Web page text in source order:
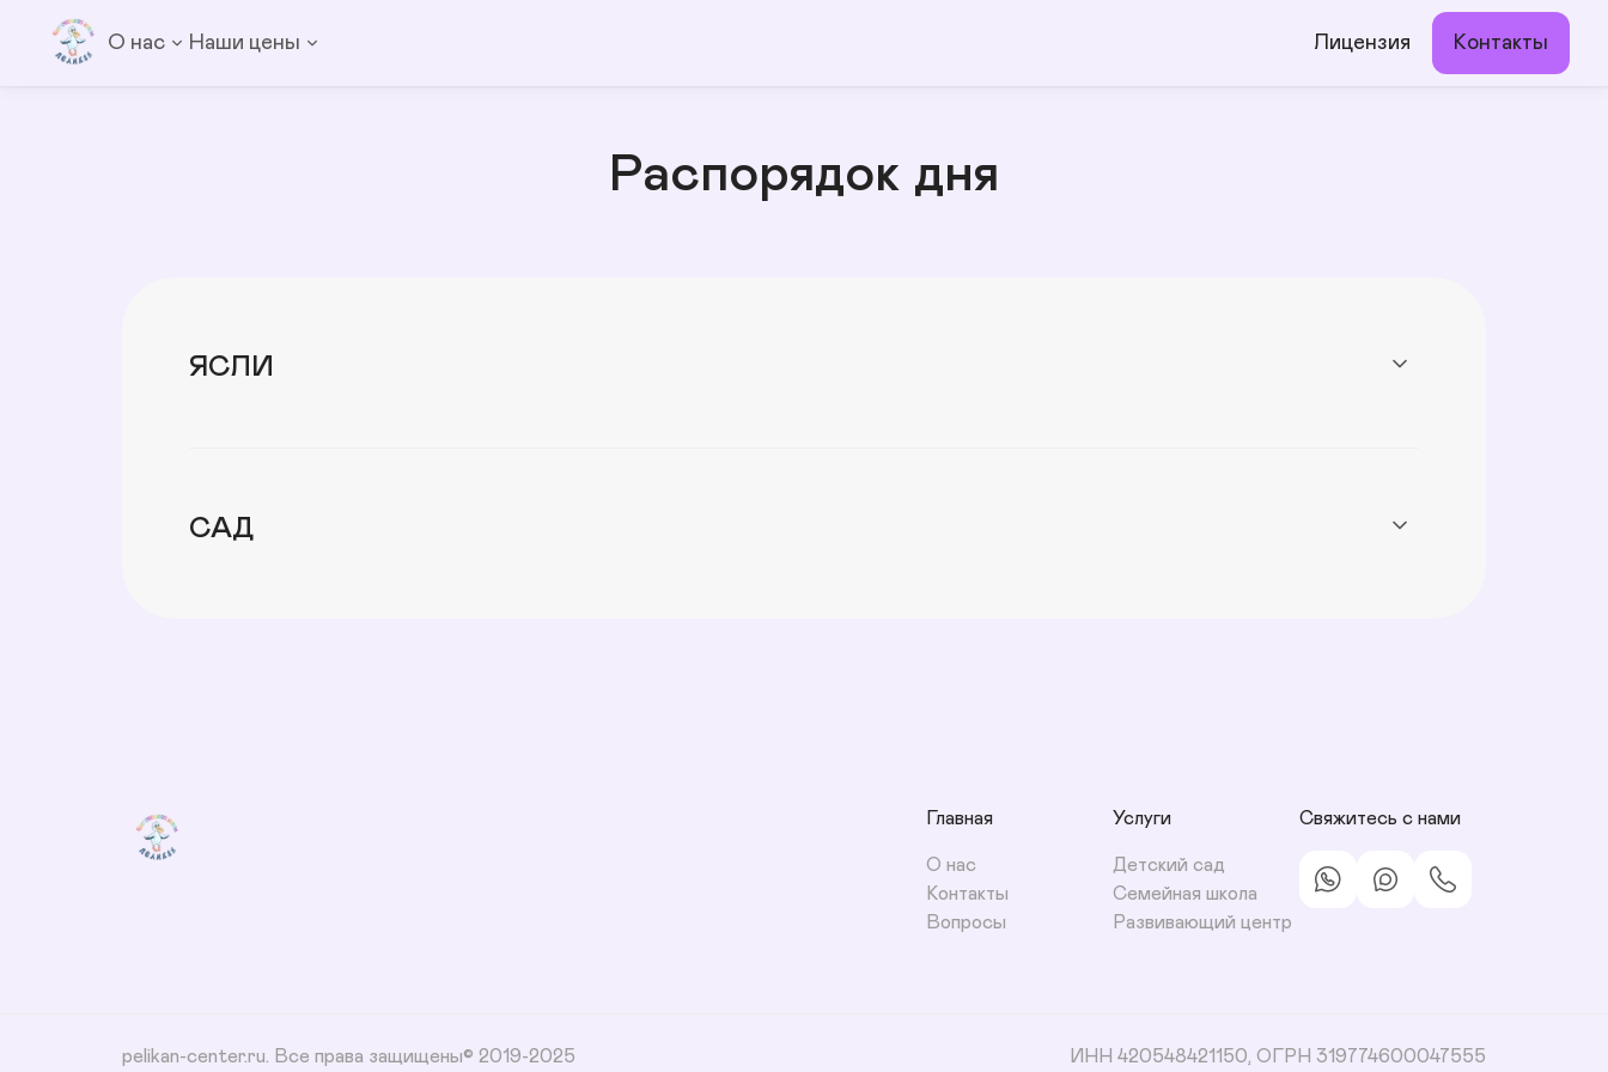
О нас Наши цены Лицензия Контакты
Распорядок дня
ЯСЛИ
САД
Главная
О нас
Контакты
Вопросы
Услуги
Детский сад
Семейная школа
Развивающий центр
Свяжитесь с нами
pelikan-center.ru. Все права защищены© 2019-2025 ИНН 420548421150, ОГРН 319774600047555